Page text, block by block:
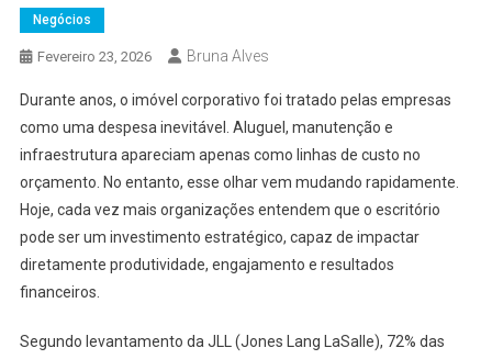
Negócios
Fevereiro 23, 2026 Bruna Alves
Durante anos, o imóvel corporativo foi tratado pelas empresas
como uma despesa inevitável. Aluguel, manutenção e
infraestrutura apareciam apenas como linhas de custo no
orçamento. No entanto, esse olhar vem mudando rapidamente.
Hoje, cada vez mais organizações entendem que o escritório
pode ser um investimento estratégico, capaz de impactar
diretamente produtividade, engajamento e resultados
financeiros.
Segundo levantamento da JLL (Jones Lang LaSalle), 72% das